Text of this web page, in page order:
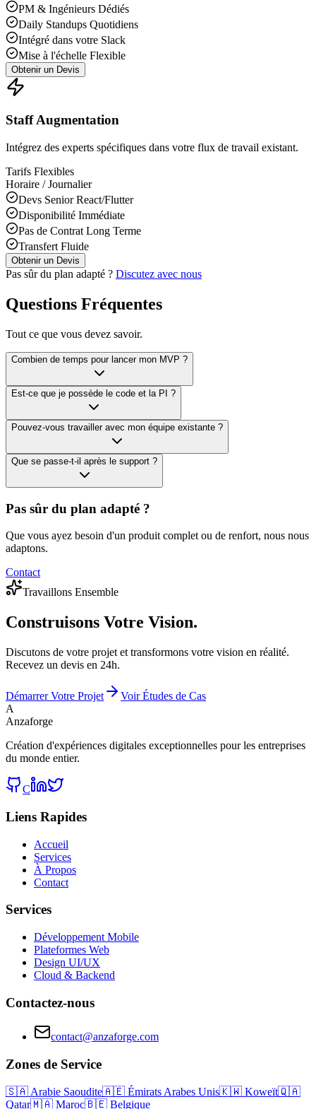
PM & Ingénieurs Dédiés
Daily Standups Quotidiens
Intégré dans votre Slack
Mise à l'échelle Flexible
Obtenir un Devis
Staff Augmentation
Intégrez des experts spécifiques dans votre flux de travail existant.
Tarifs Flexibles
Horaire / Journalier
Devs Senior React/Flutter
Disponibilité Immédiate
Pas de Contrat Long Terme
Transfert Fluide
Obtenir un Devis
Pas sûr du plan adapté ? Discutez avec nous
Questions Fréquentes
Tout ce que vous devez savoir.
Combien de temps pour lancer mon MVP ?
Est-ce que je possède le code et la PI ?
Pouvez-vous travailler avec mon équipe existante ?
Que se passe-t-il après le support ?
Pas sûr du plan adapté ?
Que vous ayez besoin d'un produit complet ou de renfort, nous nous
adaptons.
Contact
Travaillons Ensemble
Construisons Votre Vision.
Discutons de votre projet et transformons votre vision en réalité.
Recevez un devis en 24h.
Démarrer Votre Projet
Voir Études de Cas
A
Anzaforge
Création d'expériences digitales exceptionnelles pour les entreprises
du monde entier.
C
Liens Rapides
Accueil
Services
À Propos
Contact
Services
Développement Mobile
Plateformes Web
Design UI/UX
Cloud & Backend
Contactez-nous
contact@anzaforge.com
Zones de Service
🇸🇦 Arabie Saoudite🇦🇪 Émirats Arabes Unis🇰🇼 Koweït🇶🇦
Qatar🇲🇦 Maroc🇧🇪 Belgique